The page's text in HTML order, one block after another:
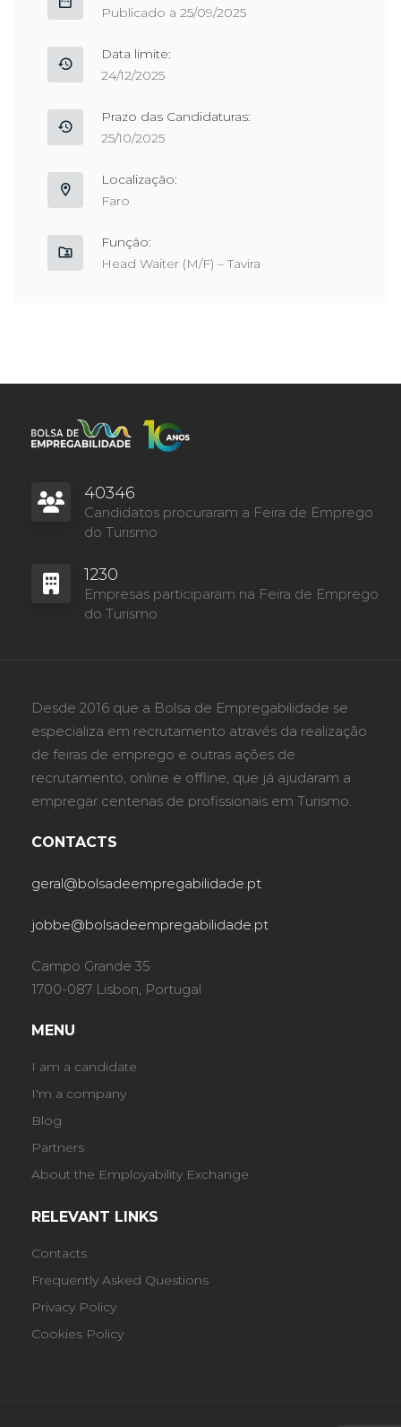
Publicado a 25/09/2025
Data limite:
24/12/2025
Prazo das Candidaturas:
25/10/2025
Localização:
Faro
Função:
Head Waiter (M/F) – Tavira
40346
Candidatos procuraram a Feira de Emprego
do Turismo
1230
Empresas participaram na Feira de Emprego
do Turismo
Desde 2016 que a Bolsa de Empregabilidade se
especializa em recrutamento através da realização
de feiras de emprego e outras ações de
recrutamento, online e offline, que já ajudaram a
empregar centenas de profissionais em Turismo.
CONTACTS
geral@bolsadeempregabilidade.pt
jobbe@bolsadeempregabilidade.pt
Campo Grande 35
1700-087 Lisbon, Portugal
MENU
I am a candidate
I'm a company
Blog
Partners
About the Employability Exchange
RELEVANT LINKS
Contacts
Frequently Asked Questions
Privacy Policy
Cookies Policy